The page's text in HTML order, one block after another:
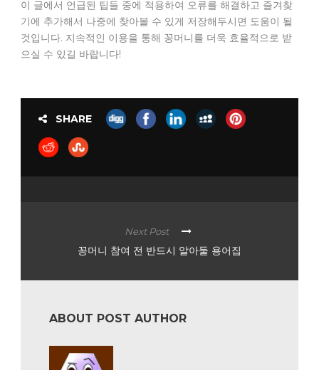
이 글에서 언급된 팁들 중에 적용하여 오류를 해결하고 즐겨찾
기에 추가해서 나중에 찾아볼 수 있게 저장해두시면 도움이 될
것입니다. 지속적인 이용을 통해 꽁머니를 더욱 효율적으로 받
으실 수 있길 바랍니다!
SHARE
Next Post
꽁머니 참여 전 반드시 알아둘 용어집
ABOUT POST AUTHOR